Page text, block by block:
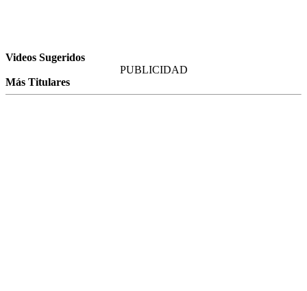
Videos Sugeridos
PUBLICIDAD
Más Titulares